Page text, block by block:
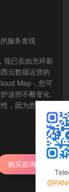
服务发现
现已在由光环新
云数据运营的
Map，您可
这些不断变化
，因为您的
购买咨询